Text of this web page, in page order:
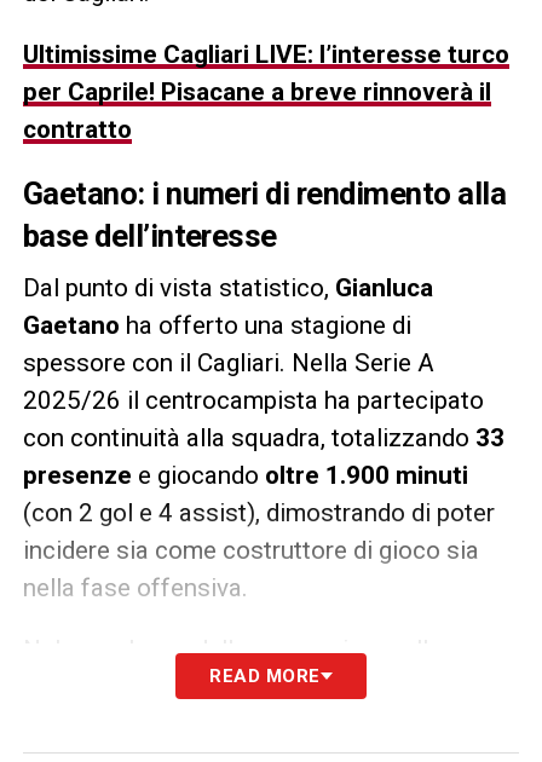
Ultimissime Cagliari LIVE: l’interesse turco
per Caprile! Pisacane a breve rinnoverà il
contratto
Gaetano: i numeri di rendimento alla
base dell’interesse
Dal punto di vista statistico, Gianluca
Gaetano ha offerto una stagione di
spessore con il Cagliari. Nella Serie A
2025/26 il centrocampista ha partecipato
con continuità alla squadra, totalizzando 33
presenze e giocando oltre 1.900 minuti
(con 2 gol e 4 assist), dimostrando di poter
incidere sia come costruttore di gioco sia
nella fase offensiva.
Nel complesso della sua carriera nella
massima serie, Gaetano ha raggiunto oltre
READ MORE